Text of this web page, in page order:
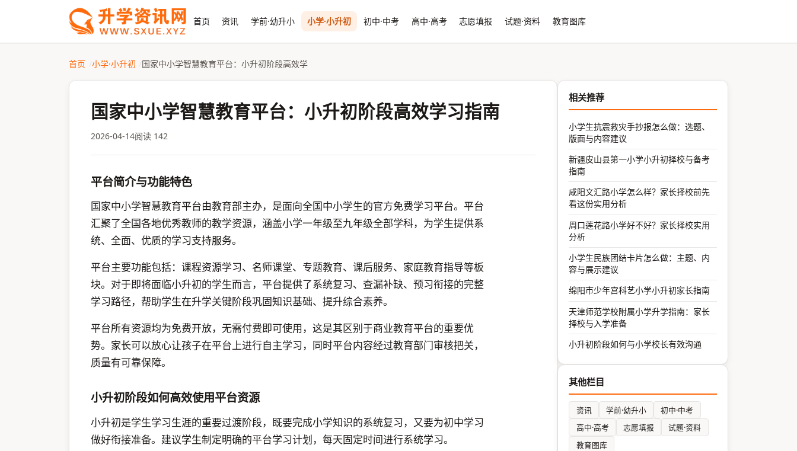
首页 资讯 学前·幼升小 小学·小升初 初中·中考 高中·高考 志愿填报 试题·资料 教育图库
首页 小学·小升初 国家中小学智慧教育平台：小升初阶段高效学
国家中小学智慧教育平台：小升初阶段高效学习指南
2026-04-14阅读 142
平台简介与功能特色
国家中小学智慧教育平台由教育部主办，是面向全国中小学生的官方免费学习平台。平台
汇聚了全国各地优秀教师的教学资源，涵盖小学一年级至九年级全部学科，为学生提供系
统、全面、优质的学习支持服务。
平台主要功能包括：课程资源学习、名师课堂、专题教育、课后服务、家庭教育指导等板
块。对于即将面临小升初的学生而言，平台提供了系统复习、查漏补缺、预习衔接的完整
学习路径，帮助学生在升学关键阶段巩固知识基础、提升综合素养。
平台所有资源均为免费开放，无需付费即可使用，这是其区别于商业教育平台的重要优
势。家长可以放心让孩子在平台上进行自主学习，同时平台内容经过教育部门审核把关，
质量有可靠保障。
小升初阶段如何高效使用平台资源
小升初是学生学习生涯的重要过渡阶段，既要完成小学知识的系统复习，又要为初中学习
做好衔接准备。建议学生制定明确的平台学习计划，每天固定时间进行系统学习。
相关推荐
小学生抗震救灾手抄报怎么做：选题、
版面与内容建议
新疆皮山县第一小学小升初择校与备考
指南
咸阳文汇路小学怎么样？家长择校前先
看这份实用分析
周口莲花路小学好不好？家长择校实用
分析
小学生民族团结卡片怎么做：主题、内
容与展示建议
绵阳市少年宫科艺小学小升初家长指南
天津师范学校附属小学升学指南：家长
择校与入学准备
小升初阶段如何与小学校长有效沟通
其他栏目
资讯 学前·幼升小
初中·中考
高中·高考
志愿填报
试题·资料
教育图库